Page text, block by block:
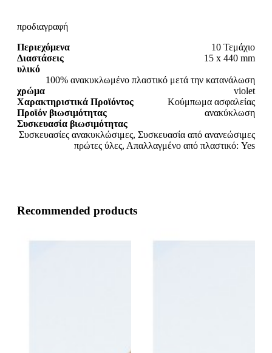
προδιαγραφή
Περιεχόμενα
10 Τεμάχιο
Διαστάσεις
15 x 440 mm
υλικό
100% ανακυκλωμένο πλαστικό μετά την κατανάλωση
χρώμα
violet
Χαρακτηριστικά Προϊόντος
Κούμπωμα ασφαλείας
Προϊόν βιωσιμότητας
ανακύκλωση
Συσκευασία βιωσιμότητας
Συσκευασίες ανακυκλώσιμες, Συσκευασία από ανανεώσιμες
πρώτες ύλες, Απαλλαγμένο από πλαστικό: Yes
Recommended products